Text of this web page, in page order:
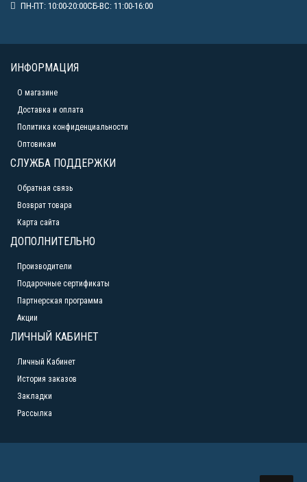
ПН-ПТ: 10:00-20:00СБ-ВС: 11:00-16:00
ИНФОРМАЦИЯ
О магазине
Доставка и оплата
Политика конфиденциальности
Оптовикам
СЛУЖБА ПОДДЕРЖКИ
Обратная связь
Возврат товара
Карта сайта
ДОПОЛНИТЕЛЬНО
Производители
Подарочные сертификаты
Партнерская программа
Акции
ЛИЧНЫЙ КАБИНЕТ
Личный Кабинет
История заказов
Закладки
Рассылка